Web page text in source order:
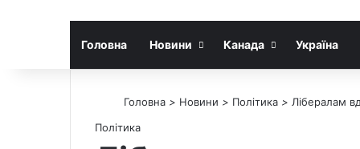
Головна Новини Канада Україна
Головна > Новини > Політика > Лібералам
Політика